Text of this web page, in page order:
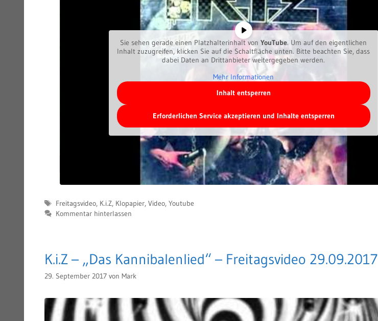
Sie sehen gerade einen Platzhalterinhalt von YouTube. Um auf den eigentlichen
Inhalt zuzugreifen, klicken Sie auf die Schaltfläche unten. Bitte beachten Sie, dass
dabei Daten an Drittanbieter weitergegeben werden.
Mehr Informationen
Inhalt entsperren
Erforderlichen Service akzeptieren und Inhalte entsperren
Schlagwörter
Freitagsvideo, K.i.Z, Klopapier, Video, Youtube
Kommentar hinterlassen
K.i.Z – „Das Kannibalenlied“ – Freitagsvideo 29.09.2017
29. September 2017 von Mark